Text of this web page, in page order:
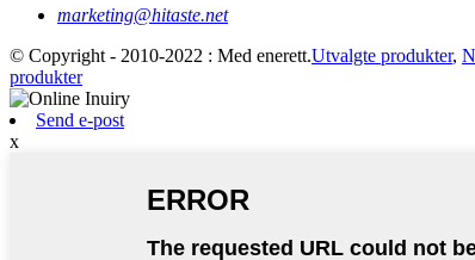
marketing@hitaste.net
© Copyright - 2010-2022 : Med enerett.Utvalgte produkter,
produkter
Send e-post
x